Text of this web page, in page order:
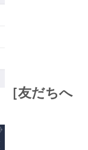
［友だちへ